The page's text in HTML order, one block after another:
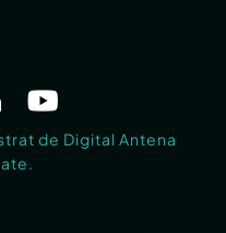
de Digital Antena